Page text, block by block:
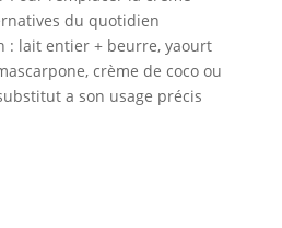
du quotidien
: lait entier + beurre, yaourt
crème de coco ou
a son usage précis